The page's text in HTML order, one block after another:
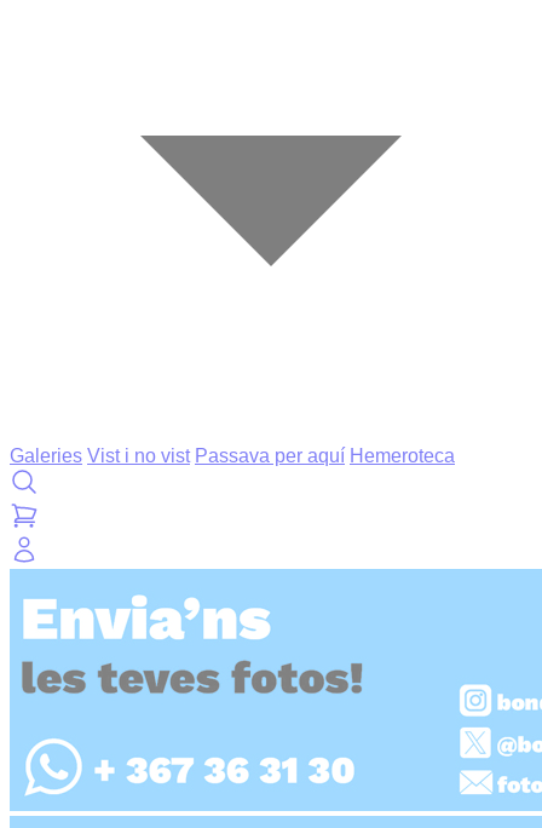
Galeries Vist i no vist Passava per aquí Hemeroteca